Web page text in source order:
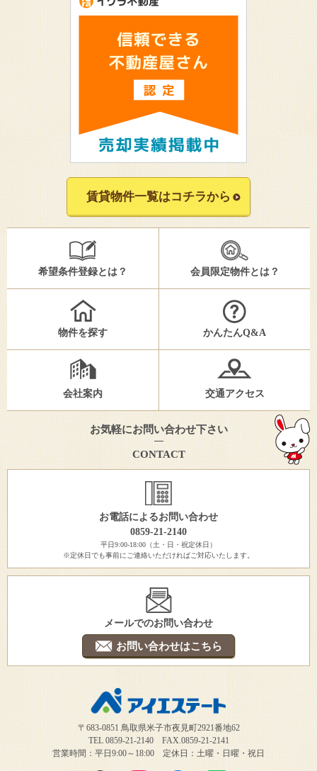
賃貸物件一覧はコチラから
希望条件登録とは？ 会員限定物件とは？
物件を探す かんたんQ&A
会社案内 交通アクセス
お気軽にお問い合わせ下さい
CONTACT
お電話によるお問い合わせ
0859-21-2140
平日9:00-18:00（土・日・祝定休日）
※定休日でも事前にご連絡いただければご対応いたします。
メールでのお問い合わせ
お問い合わせはこちら
〒683-0851 鳥取県米子市夜見町2921番地62
TEL 0859-21-2140 FAX.0859-21-2141
営業時間：平日9:00～18:00 定休日：土曜・日曜・祝日